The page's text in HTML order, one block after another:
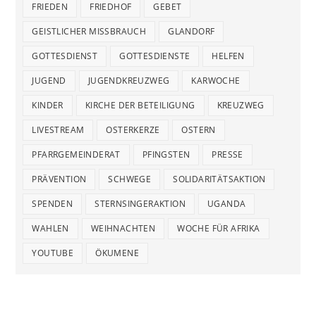
FRIEDEN FRIEDHOF GEBET
GEISTLICHER MISSBRAUCH GLANDORF
GOTTESDIENST GOTTESDIENSTE HELFEN
JUGEND JUGENDKREUZWEG KARWOCHE
KINDER KIRCHE DER BETEILIGUNG KREUZWEG
LIVESTREAM OSTERKERZE OSTERN
PFARRGEMEINDERAT PFINGSTEN PRESSE
PRÄVENTION SCHWEGE SOLIDARITÄTSAKTION
SPENDEN STERNSINGERAKTION UGANDA
WAHLEN WEIHNACHTEN WOCHE FÜR AFRIKA
YOUTUBE ÖKUMENE